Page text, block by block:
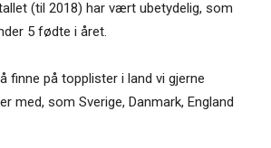
(til 2018) har vært ubetydelig, som
5 fødte i året.
finne på topplister i land vi gjerne
med, som Sverige, Danmark, England